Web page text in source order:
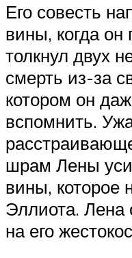
Его совесть
вины, когда он
толкнул двух
смерть из-за
котором он
вспомнить.
шрам Лены
вины, которое
Эллиота. Лена
на его